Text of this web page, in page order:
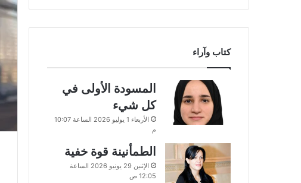
كتاب وآراء
المسودة الأولى في
كل شيء
الأربعاء 1 يوليو 2026 الساعة 10:07
م
الطمأنينة قوة خفية
الإثنين 29 يونيو 2026 الساعة
12:05 ص